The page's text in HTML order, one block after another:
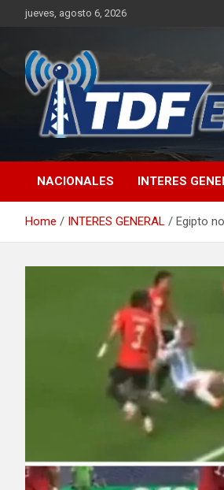
jueves, agosto 6, 2026
NACIONALES INTERES
Home INTERES GENERAL Egipto